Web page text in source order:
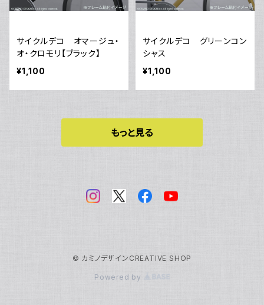
サイクルデコ オマージュ・
オ・クロモリ【ブラック】
¥1,100
サイクルデコ グリーンコン
シャス
¥1,100
もっと見る
© カミノデザインCREATIVE SHOP
Powered by